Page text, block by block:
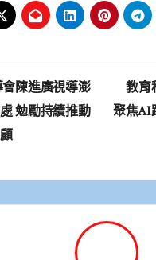
陳進廣視導澎
勉勵持續推動
教育
聚焦AI